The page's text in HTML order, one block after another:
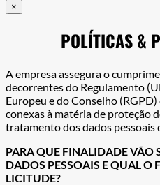
×
POLÍTICAS &
A empresa assegura o
decorrentes do Regulamento
Europeu e do Conselho
conexas à matéria de proteção
tratamento dos dados pessoais
PARA QUE FINALIDADE VÃO
DADOS PESSOAIS E QUAL O
LICITUDE?